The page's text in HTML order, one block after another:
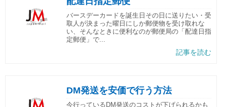
バースデーカードを誕生日その日に送りたい・受
取人が決まった曜日にしか郵便物を受け取れな
い、そんなときに便利なのが郵便局の「配達日指
定郵便」で...
記事を読む
DM発送を安価で行う方法
今行っているDM発送のコストが下げられるかも